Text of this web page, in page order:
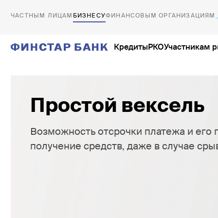
ЧАСТНЫМ ЛИЦАМ БИЗНЕСУФИНАНСОВЫМ ОРГАНИЗАЦИЯМ
История
Рейтинги
Тарифы и документы
Офисы
Внутренние подразделения
Ещё
КредитыРКОУчастникам
Простой вексель
Возможность отсрочки платежа и его
получение средств, даже в случае